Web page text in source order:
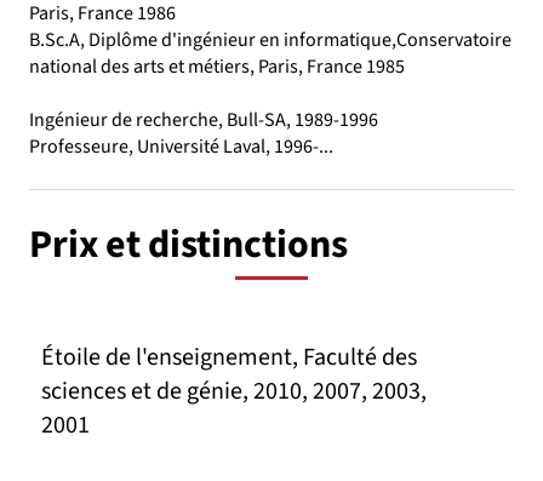
Paris, France 1986
B.Sc.A, Diplôme d'ingénieur en informatique,Conservatoire
national des arts et métiers, Paris, France 1985
Ingénieur de recherche, Bull-SA, 1989-1996
Professeure, Université Laval, 1996-...
Prix et distinctions
Étoile de l'enseignement, Faculté des
sciences et de génie, 2010, 2007, 2003,
2001